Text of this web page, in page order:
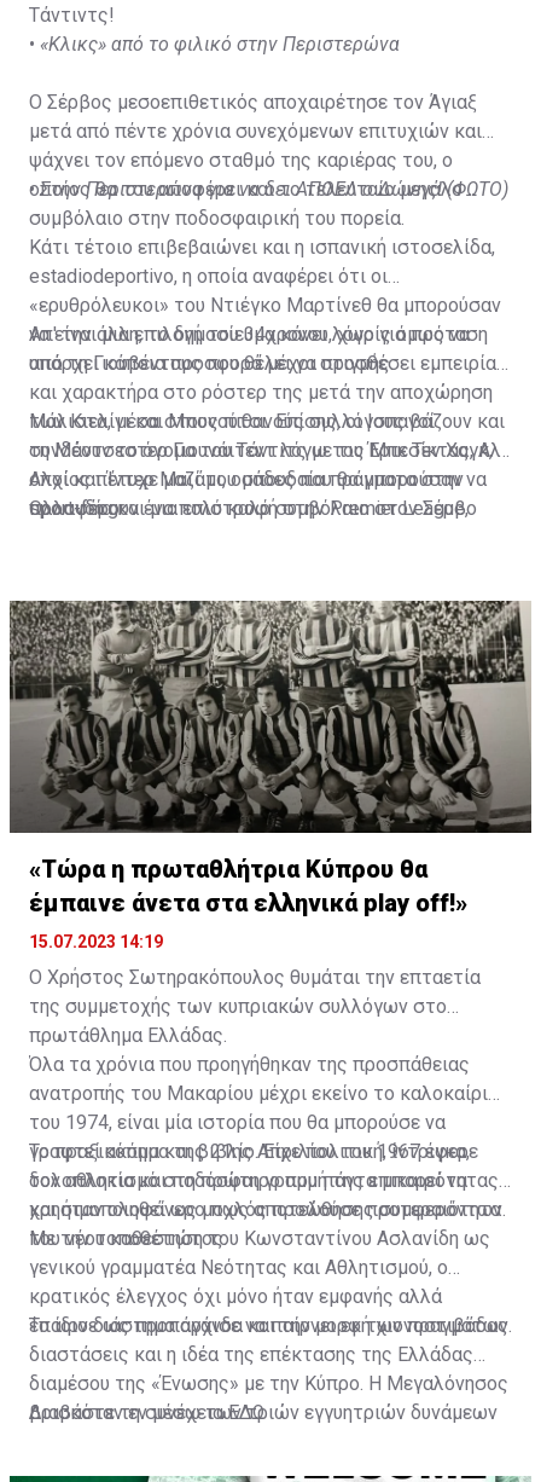
Τάντιντς!
• «Κλικς» από το φιλικό στην Περιστερώνα
Ο Σέρβος μεσοεπιθετικός αποχαιρέτησε τον Άγιαξ
μετά από πέντε χρόνια συνεχόμενων επιτυχιών και
ψάχνει τον επόμενο σταθμό της καριέρας του, ο
οποίος θα του αποφέρει και το τελευταίο μεγάλο
συμβόλαιο στην ποδοσφαιρική του πορεία.
•Στην Περιστερώνα για να δει ΑΠΟΕΛ ο Δώνης! (ΦΩΤΟ)
Κάτι τέτοιο επιβεβαιώνει και η ισπανική ιστοσελίδα,
estadiodeportivo, η οποία αναφέρει ότι οι
«ερυθρόλευκοι» του Ντιέγκο Μαρτίνεθ θα μπορούσαν
να είναι μια επιλογή του 34χρονου, χωρίς όμως να
υπάρχει κάποια προσφορά μέχρι στιγμής.
Απ' την άλλη, το δημοσίευμα κάνει λόγο για πρόταση
από τη Γιουβέντους που θέλει να προσθέσει εμπειρία
και χαρακτήρα στο ρόστερ της μετά την αποχώρηση
των Κιελίνι και Μπονούτσι. Επίσης, οι Ισπανοί
συνδέουν το όνομα του Τάντιτς με τις Μπεσίκτας, Αλ
Αλχί και Ίντερ Μαϊάμι, ομάδες που θα μπορούσαν να
προσφέρουν ένα πολύ καλό συμβόλαιο στον Σέρβο
Μάλιστα, μέσα στους πιθανούς συλλόγους βάζουν και
τη Μάντσεστερ Γιουνάιτεντ λόγω του Έρικ Τεν Χαγκ, ο
οποίος πέτυχε μαζί του σπουδαία πράγματα στην
Ολλανδία και μια επιστροφή στην Premier League,
sport-fm.gr
«Τώρα η πρωταθλήτρια Κύπρου θα
έμπαινε άνετα στα ελληνικά play off!»
15.07.2023 14:19
Ο Χρήστος Σωτηρακόπουλος θυμάται την επταετία
της συμμετοχής των κυπριακών συλλόγων στο
πρωτάθλημα Ελλάδας.
Όλα τα χρόνια που προηγήθηκαν της προσπάθειας
ανατροπής του Μακαρίου μέχρι εκείνο το καλοκαίρι
του 1974, είναι μία ιστορία που θα μπορούσε να
γραφτεί ακόμα και βιβλίο. Είχε πολιτική, ίντριγκα,
δολοπλοκία και ποδόσφαιρο που πάντα μπορεί να
χρησιμοποιηθεί ως μοχλός προώθησης συμφερόντων.
Το πραξικόπημα της 21ης Απριλίου του 1967 έφερε
τον αθλητισμό στη πρώτη γραμμή της επικαιρότητας
και ήταν ολοφάνερο πως αποτελούσε προτεραιότητα
του νέου καθεστώτος.
Με την τοποθέτηση του Κωνσταντίνου Ασλανίδη ως
γενικού γραμματέα Νεότητας και Αθλητισμού, ο
κρατικός έλεγχος όχι μόνο ήταν εμφανής αλλά
έπαιρνε ως προπαγάνδα και την μορφή χιονοστιβάδας.
Το ίδιο διάστημα άρχισε να παίρνει εκ των πραγμάτων
διαστάσεις και η ιδέα της επέκτασης της Ελλάδας
διαμέσου της «Ένωσης» με την Κύπρο. Η Μεγαλόνησος
βρισκόταν εν μέσω των τριών εγγυητριών δυνάμεων
Διαβάστε τη συνέχειαΕΔΩ